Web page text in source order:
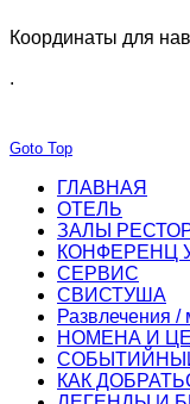
Координаты для
.
Goto Top
ГЛАВНАЯ
ОТЕЛЬ
ЗАЛЫ
КОНФЕРЕНЦ
СЕРВИС
СВИСТУША
Развлечения /
НОМЕНА И
КАК